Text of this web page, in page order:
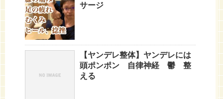
サージ
【ヤンデレ整体】ヤンデレには
頭ポンポン 自律神経 鬱 整
える